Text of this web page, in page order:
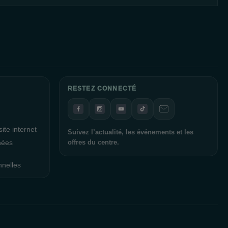
internet
RESTEZ CONNECTÉ
Suivez l’actualité, les événements et les
offres du centre.